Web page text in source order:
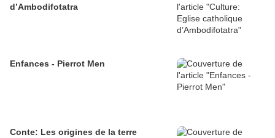
d’Ambodifotatra
Enfances - Pierrot Men
Conte: Les origines de la terre